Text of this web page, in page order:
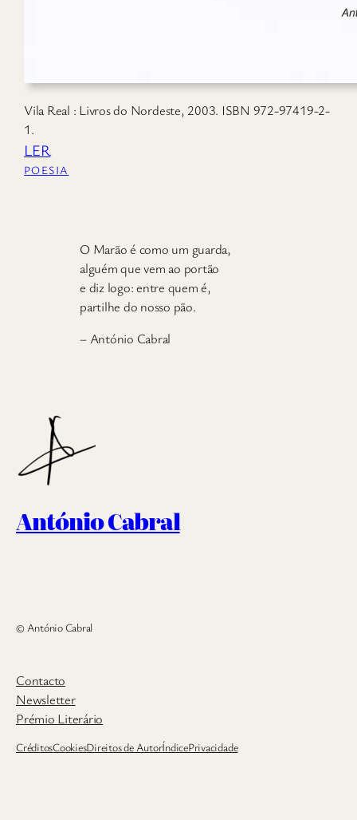
Vila Real : Livros do Nordeste, 2003. ISBN 972-97419-2-
1.
LER
POESIA
O Marão é como um guarda,
alguém que vem ao portão
e diz logo: entre quem é,
partilhe do nosso pão.
– António Cabral
António Cabral
© António Cabral
Contacto
Newsletter
Prémio Literário
CréditosCookiesDireitos de AutorÍndicePrivacidade